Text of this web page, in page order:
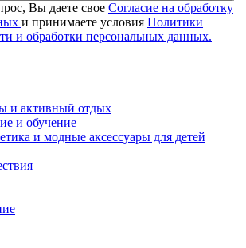
Вы даете свое Согласие на обработку
и принимаете условия Политики
и обработки персональных данных.
и активный отдых
и обучение
и модные аксессуары для детей